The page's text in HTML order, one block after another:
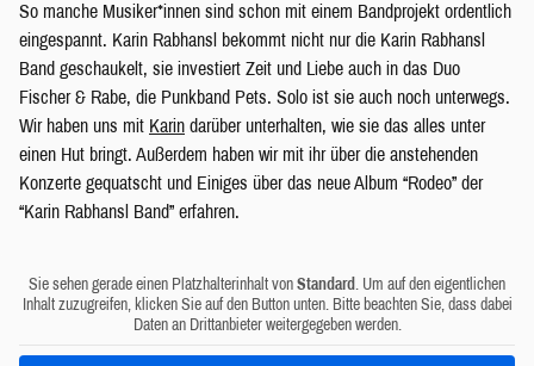
So manche Musiker*innen sind schon mit einem Bandprojekt ordentlich
eingespannt. Karin Rabhansl bekommt nicht nur die Karin Rabhansl
Band geschaukelt, sie investiert Zeit und Liebe auch in das Duo
Fischer & Rabe, die Punkband Pets. Solo ist sie auch noch unterwegs.
Wir haben uns mit Karin darüber unterhalten, wie sie das alles unter
einen Hut bringt. Außerdem haben wir mit ihr über die anstehenden
Konzerte gequatscht und Einiges über das neue Album “Rodeo” der
“Karin Rabhansl Band” erfahren.
Sie sehen gerade einen Platzhalterinhalt von Standard . Um auf den eigentlichen
Inhalt zuzugreifen, klicken Sie auf den Button unten. Bitte beachten Sie, dass dabei
Daten an Drittanbieter weitergegeben werden.